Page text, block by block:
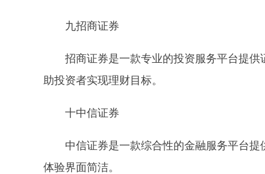
九招商证券
招商证券是一款专业的投资服务平台提
助投资者实现理财目标。
十中信证券
中信证券是一款综合性的金融服务平台
体验界面简洁。